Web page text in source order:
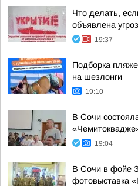
Что делать,
объявлена
19:37
Подборка
на шезлонги
19:10
В Сочи
19:04
В Сочи в фойе
фотовыставка